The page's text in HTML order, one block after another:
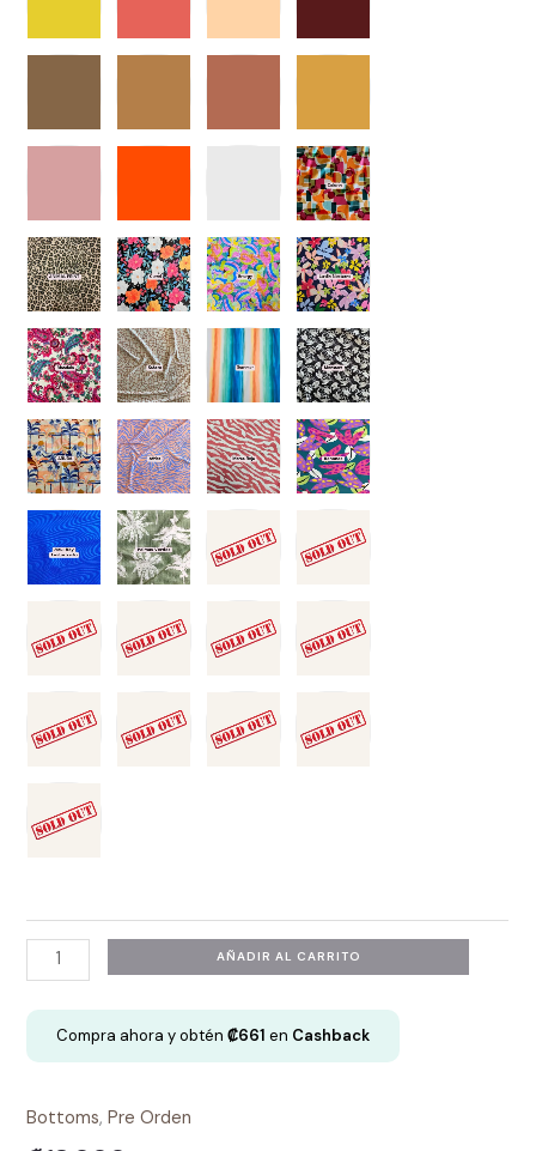
Bottom
High
Waist
Lena
AÑADIR AL CARRITO
Compra ahora y obtén₡661 en Cashback
Bottoms,Pre Orden